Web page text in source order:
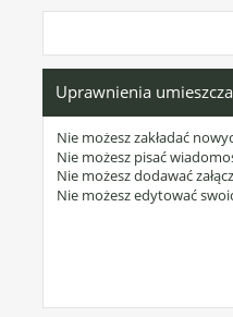
Uprawnienia
Nie możeszzakładać
Nie możesz pisać
Nie możeszdodawać
Nie możeszedytować